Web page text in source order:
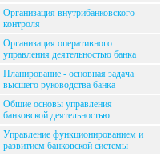
Организация внутрибанковского
контроля
Организация оперативного
управления деятельностью банка
Планирование - основная задача
высшего руководства банка
Общие основы управления
банковской деятельностью
Управление функционированием и
развитием банковской системы